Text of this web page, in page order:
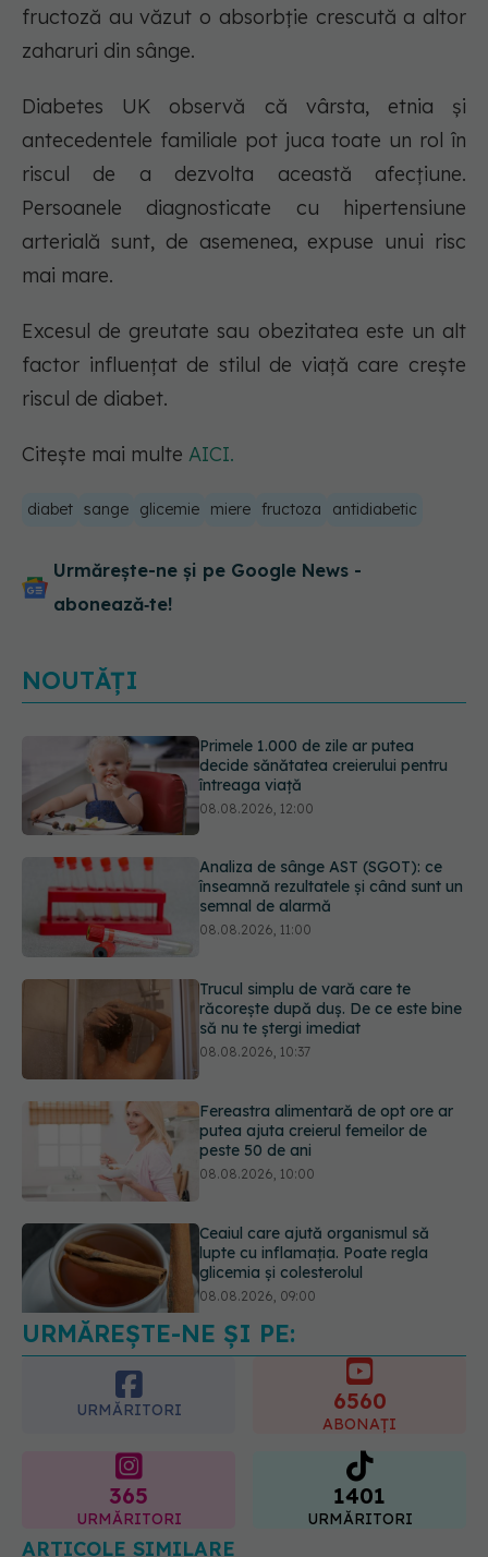
fructoză au văzut o absorbție crescută a altor
zaharuri din sânge.
Diabetes UK observă că vârsta, etnia și
antecedentele familiale pot juca toate un rol în
riscul de a dezvolta această afecțiune.
Persoanele diagnosticate cu hipertensiune
arterială sunt, de asemenea, expuse unui risc
mai mare.
Excesul de greutate sau obezitatea este un alt
factor influențat de stilul de viață care crește
riscul de diabet.
Citește mai multe AICI.
diabet sange glicemie miere fructoza antidiabetic
Urmărește-ne și pe Google News -
abonează‑te!
NOUTĂȚI
Analiza de sânge AST (SGOT): ce
înseamnă rezultatele și când sunt un
semnal de alarmă
08.08.2026, 11:00
Trucul simplu de vară care te
răcorește după duș. De ce este bine
să nu te ștergi imediat
08.08.2026, 10:37
Fereastra alimentară de opt ore ar
putea ajuta creierul femeilor de
peste 50 de ani
08.08.2026, 10:00
Ceaiul care ajută organismul să
lupte cu inflamația. Poate regla
glicemia și colesterolul
08.08.2026, 09:00
Primele 1.000 de zile ar putea
decide sănătatea creierului pentru
întreaga viață
08.08.2026, 12:00
URMĂREȘTE-NE ȘI PE:
URMĂRITORI
365
URMĂRITORI
1401
URMĂRITORI
ARTICOLE SIMILARE